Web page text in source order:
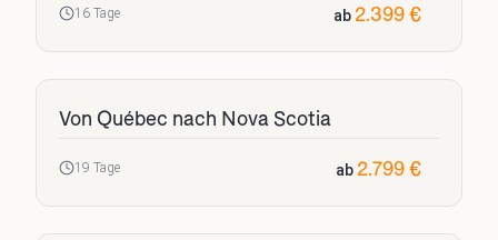
16 Tage ab 2.399 €
Von Québec nach Nova Scotia
19 Tage ab 2.799 €